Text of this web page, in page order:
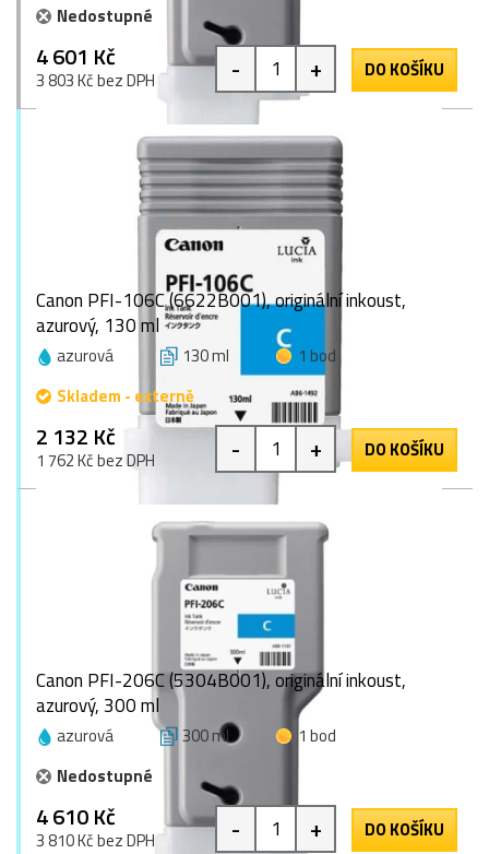
Nedostupné
4 601 Kč
3 803 Kč bez DPH - + DO KOŠÍKU
Canon PFI-106C (6622B001), originální inkoust,
azurový, 130 ml
azurová 130 ml
1 bod
Skladem - externě
2 132 Kč
1 762 Kč bez DPH - + DO KOŠÍKU
Canon PFI-206C (5304B001), originální inkoust,
azurový, 300 ml
azurová 300 ml
1 bod
Nedostupné
4 610 Kč
3 810 Kč bez DPH - + DO KOŠÍKU